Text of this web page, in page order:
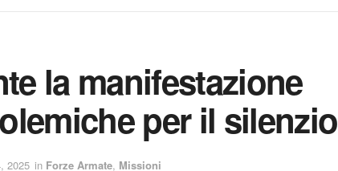
la manifestazione
per il silenzio
2025 in Forze Armate, Missioni